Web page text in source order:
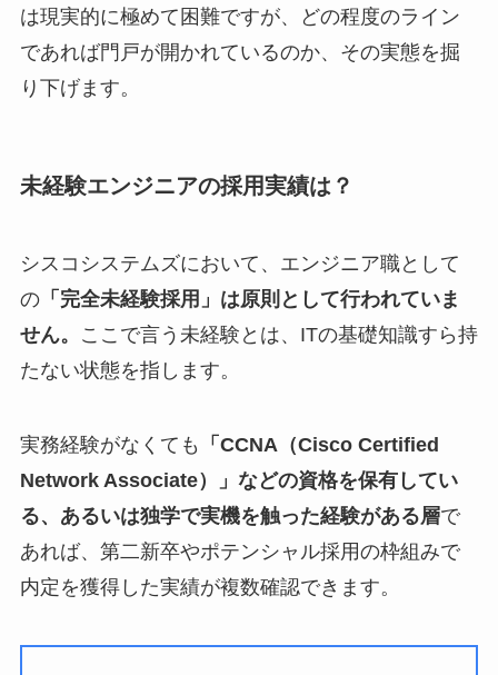
は現実的に極めて困難ですが、どの程度のライン
であれば門戸が開かれているのか、その実態を掘
り下げます。
未経験エンジニアの採用実績は？
シスコシステムズにおいて、エンジニア職として
の「完全未経験採用」は原則として行われていま
せん。
ここで言う未経験とは、ITの基礎知識すら持
たない状態を指します。
実務経験がなくても
「CCNA（Cisco Certified
Network Associate）」などの資格を保有してい
る、あるいは独学で実機を触った経験がある層で
あれば、第二新卒やポテンシャル採用の枠組みで
内定を獲得した実績が複数確認できます。